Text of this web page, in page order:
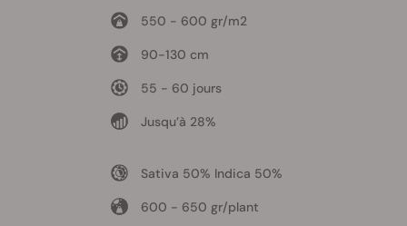
550 - 600 gr/m2
90-130 cm
55 - 60 jours
Jusqu’à 28%
Sativa 50% Indica 50%
600 - 650 gr/plant